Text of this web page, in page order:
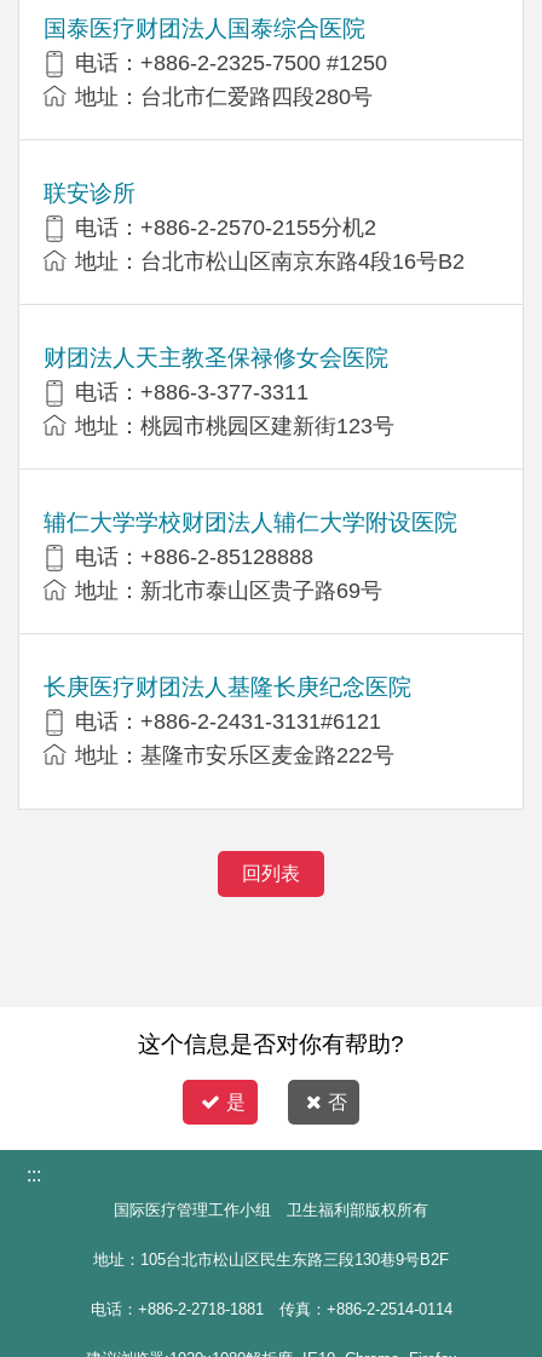
国泰医疗财团法人国泰综合医院
电话：+886-2-2325-7500 #1250
地址：台北市仁爱路四段280号
联安诊所
电话：+886-2-2570-2155分机2
地址：台北市松山区南京东路4段16号B​​2
财团法人天主教圣保禄修女会医院
电话：+886-3-377-3311
地址：桃园市桃园区建新街123号
辅仁大学学校财团法人辅仁大学附设医院
电话：+886-2-85128888
地址：新北市泰山区贵子路69号
长庚医疗财团法人基隆长庚纪念医院
电话：+886-2-2431-3131#6121
地址：基隆市安乐区麦金路222号
回列表
这个信息是否对你有帮助?
是 否
:::
国际医疗管理工作小组 卫生福利部版权所有
地址：105台北市松山区民生东路三段130巷9号B2F
电话：+886-2-2718-1881 传真：+886-2-2514-0114